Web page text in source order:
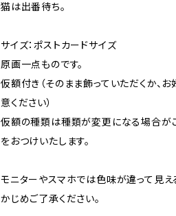
猫は出番待ち。
サイズ：ポストカードサイズ
原画一点ものです。
仮額付き（そのまま飾っていただくか、
意ください）
仮額の種類は種類が変更になる場合が
をおつけいたします。
モニターやスマホでは色味が違って見
かじめご了承ください。